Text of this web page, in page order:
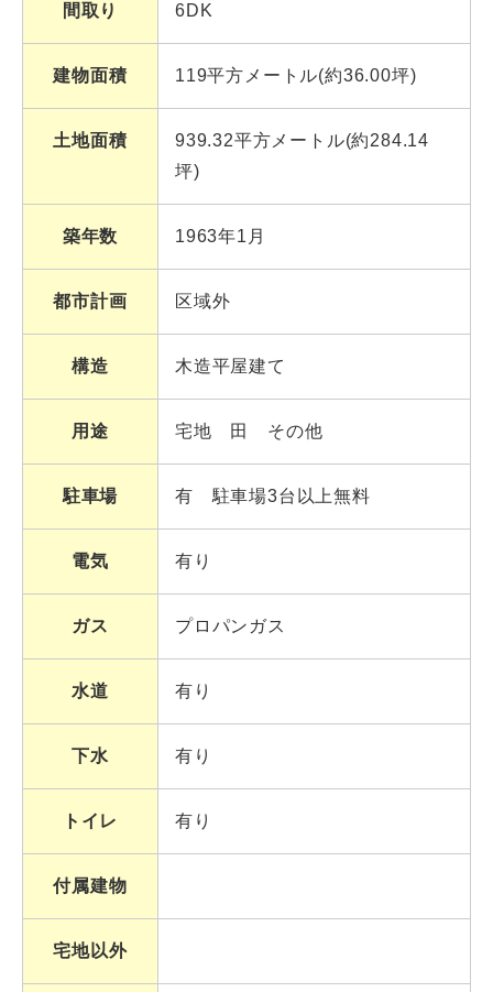
間取り 6DK
建物面積 119平方メートル(約36.00坪)
土地面積
939.32平方メートル(約284.14
坪)
築年数 1963年1月
都市計画 区域外
構造 木造平屋建て
用途 宅地 田 その他
駐車場 有 駐車場3台以上無料
電気 有り
ガス プロパンガス
水道 有り
下水 有り
トイレ 有り
付属建物
宅地以外